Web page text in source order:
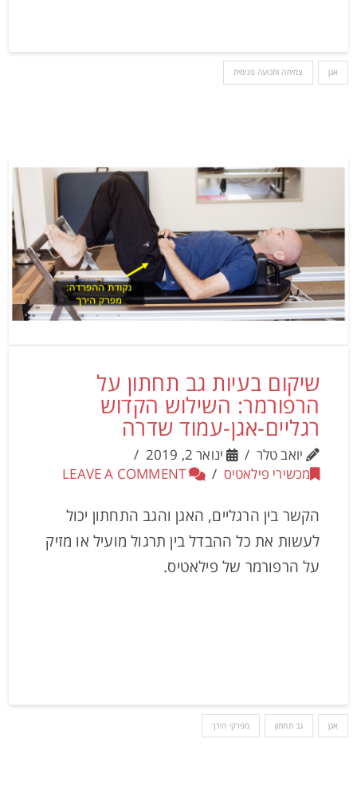
אגן צמיחה ותנועה פנימית
שיקום בעיות גב תחתון על
הרפורמר: השילוש הקדוש
רגליים-אגן-עמוד שדרה
יואב טלר
ינואר 2, 2019
מכשירי פילאטיס
LEAVE A COMMENT
הקשר בין הרגליים, האגן והגב התחתון יכול
לעשות את כל ההבדל בין תרגול מועיל או מזיק
על הרפורמר של פילאטיס.
אגן גב תחתון מפרקי הירך